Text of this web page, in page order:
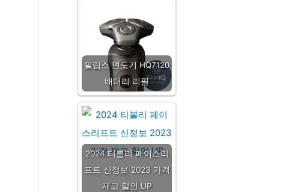
필립스 면도기 HQ7120
배터리 리필
2024 티볼리 페이스리
프트 신정보 2023 가격
재고 할인 UP